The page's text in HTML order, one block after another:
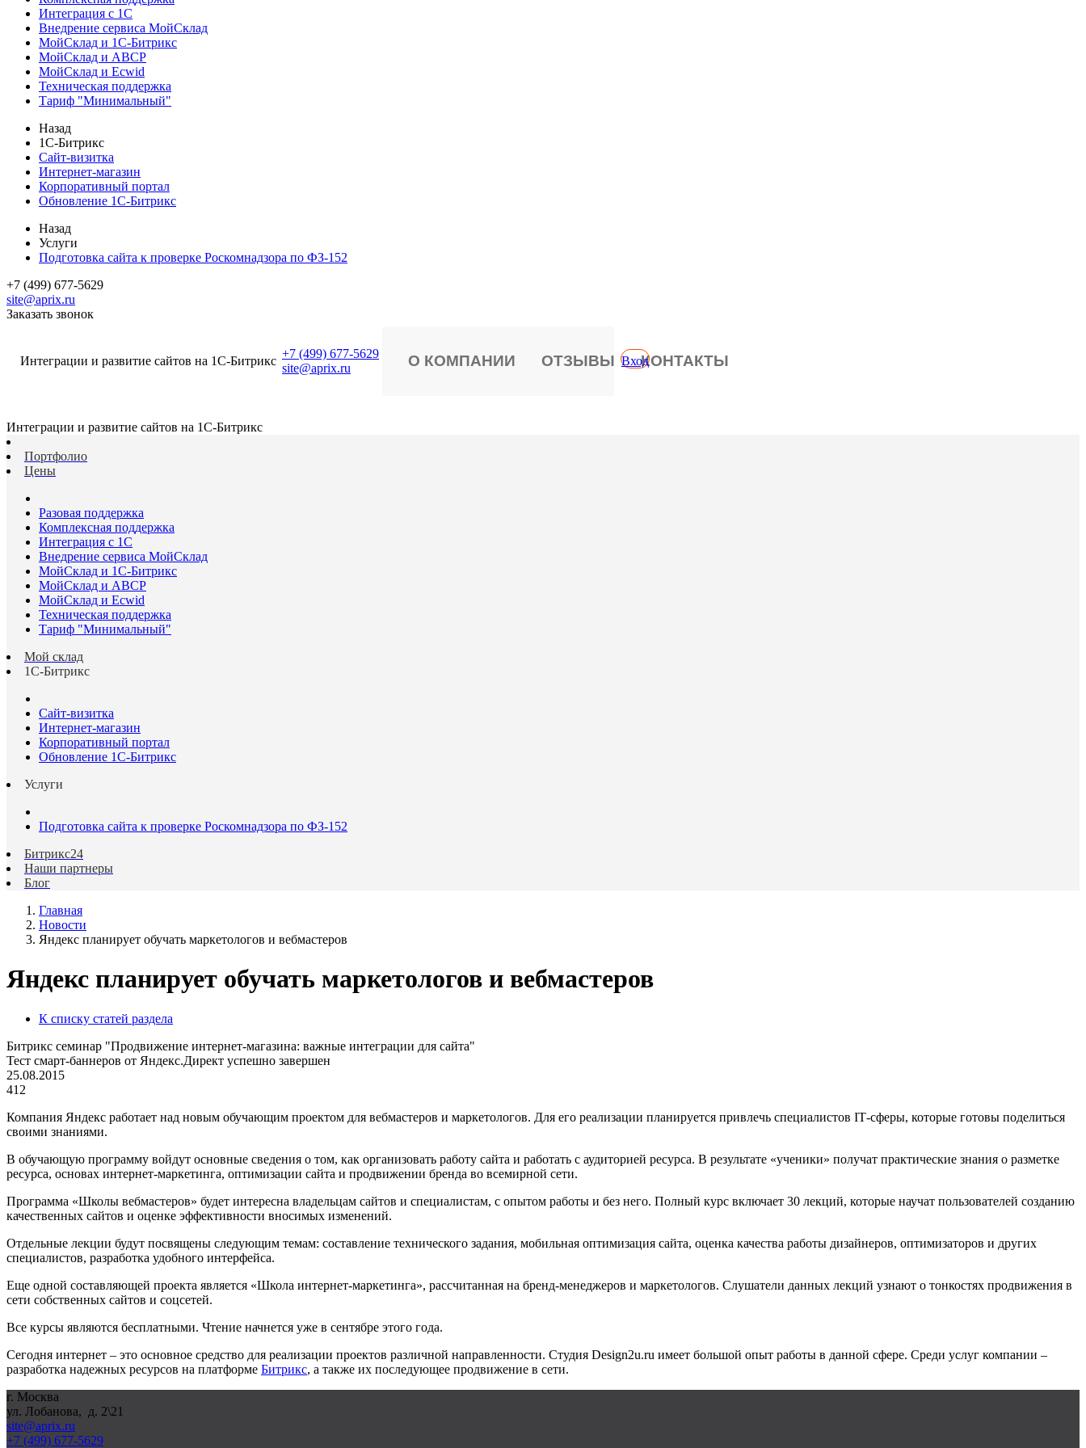
Интеграция с 1С
Внедрение сервиса МойСклад
МойСклад и 1С-Битрикс
МойСклад и ABCP
МойСклад и Ecwid
Техническая поддержка
Тариф "Минимальный"
Назад
1С-Битрикс
Сайт-визитка
Интернет-магазин
Корпоративный портал
Обновление 1С-Битрикс
Назад
Услуги
Подготовка сайта к проверке Роскомнадзора по ФЗ-152
+7 (499) 677-5629
site@aprix.ru
Заказать звонок
Интеграции и развитие сайтов на 1С-Битрикс
+7 (499) 677-5629
site@aprix.ru
О КОМПАНИИ ОТЗЫВЫ КОНТАКТЫ
Вход
Интеграции и развитие сайтов на 1С-Битрикс
Портфолио
Цены
Разовая поддержка
Комплексная поддержка
Интеграция с 1С
Внедрение сервиса МойСклад
МойСклад и 1С-Битрикс
МойСклад и ABCP
МойСклад и Ecwid
Техническая поддержка
Тариф "Минимальный"
Мой склад
1С-Битрикс
Сайт-визитка
Интернет-магазин
Корпоративный портал
Обновление 1С-Битрикс
Услуги
Подготовка сайта к проверке Роскомнадзора по ФЗ-152
Битрикс24
Наши партнеры
Блог
Главная
Новости
Яндекс планирует обучать маркетологов и вебмастеров
Яндекс планирует обучать маркетологов и вебмастеров
К списку статей раздела
Битрикс семинар "Продвижение интернет-магазина: важные интеграции для сайта"
Тест смарт-баннеров от Яндекс.Директ успешно завершен
25.08.2015
412
Компания Яндекс работает над новым обучающим проектом для вебмастеров и маркетологов. Для его реализации планируется привлечь специалистов IT-сферы, которые готовы поделиться
своими знаниями.
В обучающую программу войдут основные сведения о том, как организовать работу сайта и работать с аудиторией ресурса. В результате «ученики» получат практические знания о разметке
ресурса, основах интернет-маркетинга, оптимизации сайта и продвижении бренда во всемирной сети.
Программа «Школы вебмастеров» будет интересна владельцам сайтов и специалистам, с опытом работы и без него. Полный курс включает 30 лекций, которые научат пользователей созданию
качественных сайтов и оценке эффективности вносимых изменений.
Отдельные лекции будут посвящены следующим темам: составление технического задания, мобильная оптимизация сайта, оценка качества работы дизайнеров, оптимизаторов и других
специалистов, разработка удобного интерфейса.
Еще одной составляющей проекта является «Школа интернет-маркетинга», рассчитанная на бренд-менеджеров и маркетологов. Слушатели данных лекций узнают о тонкостях продвижения в
сети собственных сайтов и соцсетей.
Все курсы являются бесплатными. Чтение начнется уже в сентябре этого года.
Сегодня интернет – это основное средство для реализации проектов различной направленности. Студия Design2u.ru имеет большой опыт работы в данной сфере. Среди услуг компании –
разработка надежных ресурсов на платформе Битрикс, а также их последующее продвижение в сети.
г. Москва
ул. Лобанова, д. 2\21
site@aprix.ru
+7 (499) 677-5629